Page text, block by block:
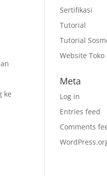
ke
Sertifikasi
Tutorial
Tutorial
Website
Meta
Log in
Entries feed
Comments